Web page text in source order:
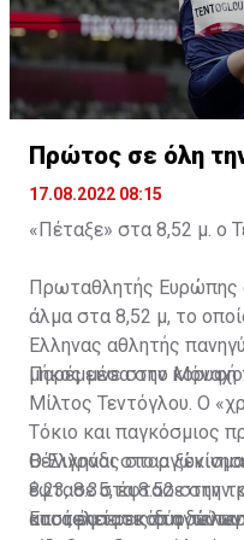
αυξημένες» κατέληξε ο
Πρώτος σε όλη
17.08.2022 08:15
«Πέταξε» στα 8,52 μ. ο
Πρωταθλητής Ευρώπης
άλμα στα 8,52 μ, το
Έλληνας αθλητής
μήκος μέσα στο
Παρέμεινε στην
Μίλτος Τεντόγλου. Ο
Τόκιο και παγκόσμιος
Βελιγράδι στο
έφτασε στα 8.52 στην
αποτελεί ρεκόρ
Ο Έλληνας σταρ
8.23, 8.35, έφτασε στην
και άφησε τις δύο
Έτσι, έφτασε στη